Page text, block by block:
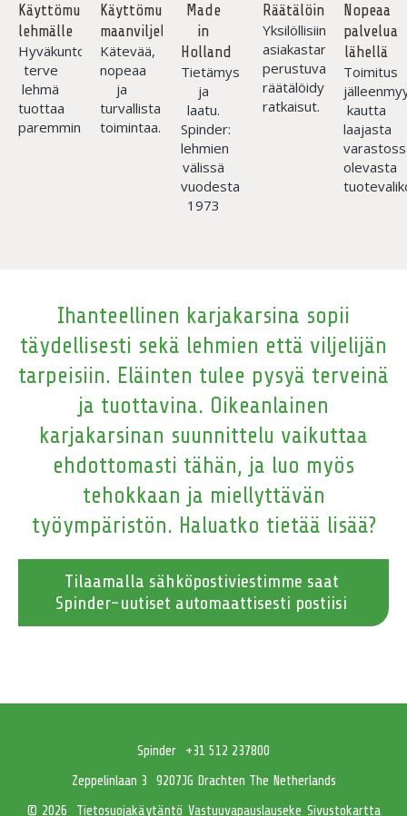
Käyttömukavuutta
lehmälle
Hyväkuntoinen
terve
lehmä
tuottaa
paremmin.
Käyttömukavuutta
maanviljelijälle
Kätevää,
nopeaa
ja
turvallista
toimintaa.
Made
in
Holland
Tietämys
ja
laatu.
Spinder:
lehmien
välissä
vuodesta
1973
Räätälöinti
Yksilöllisiin
asiakastarpeisiin
perustuvat
räätälöidyt
ratkaisut.
Nopeaa
palvelua
lähellä
Toimitus
kautta
laajasta
olevasta
Ihanteellinen karjakarsina sopii
täydellisesti sekä lehmien että viljelijän
tarpeisiin. Eläinten tulee pysyä terveinä
ja tuottavina. Oikeanlainen
karjakarsinan suunnittelu vaikuttaa
ehdottomasti tähän, ja luo myös
tehokkaan ja miellyttävän
työympäristön. Haluatko tietää lisää?
Tilaamalla sähköpostiviestimme saat
Spinder-uutiset automaattisesti postiisi
Spinder
+31 512 237800
Zeppelinlaan 3
9207JG Drachten The Netherlands
© 2026
Tietosuojakäytäntö Vastuuvapauslauseke Sivustokartta